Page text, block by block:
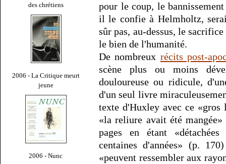
des chrétiens
2006 - La Critique meurt
jeune
2006 - Nunc
pour le coup, le
il le confie à Helmholtz,
sûr pas, au-dessus, le
le bien de l'humanité.
De nombreux récits post-
scène plus ou moins
douloureuse ou ridicule,
d'un seul livre
texte d'Huxley avec ce
«la reliure avait été
pages en étant
centaines d'années» (p.
«peuvent ressembler aux